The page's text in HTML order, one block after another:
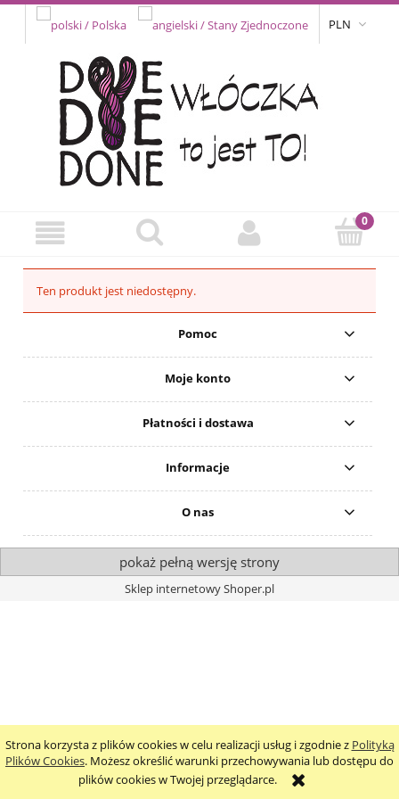
Strona korzysta z plików cookies w celu realizacji usług i zgodnie z Polityką
Plików Cookies. Możesz określić warunki przechowywania lub dostępu do
plików cookies w Twojej przeglądarce.
PLN
Ten produkt jest niedostępny.
Pomoc
Moje konto
Płatności i dostawa
Informacje
O nas
pokaż pełną wersję strony
Sklep internetowy Shoper.pl